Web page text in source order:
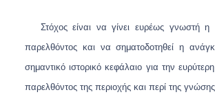
Στόχος είναι να γίνει ευρέως γνωστή η
παρελθόντος και να σηματοδοτηθεί η
σημαντικό ιστορικό κεφάλαιο για την
παρελθόντος της περιοχής και περί της